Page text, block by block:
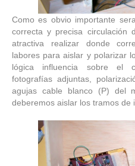
Como es obvio importante
correcta y precisa circulación
atractiva realizar donde
labores para aislar y polarizar
lógica influencia sobre el
fotografías adjuntas,
agujas cable blanco (P) del
deberemos aislar los tramos de